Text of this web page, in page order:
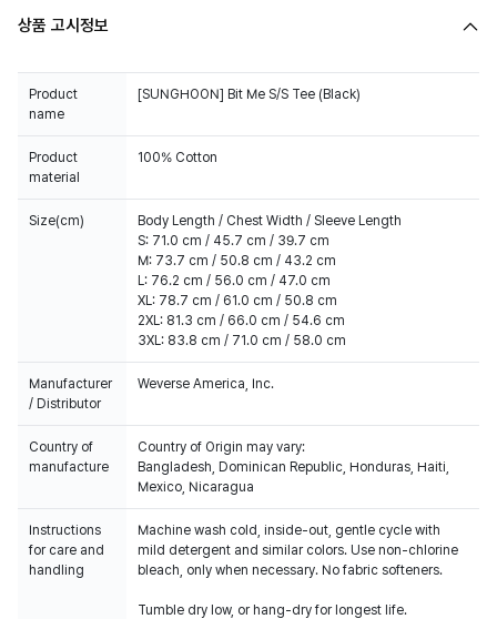
상품 고시정보
Product
name
[SUNGHOON] Bit Me S/S Tee (Black)
Product
material
100% Cotton
Size(cm)
Body Length / Chest Width / Sleeve Length
S: 71.0 cm / 45.7 cm / 39.7 cm
M: 73.7 cm / 50.8 cm / 43.2 cm
L: 76.2 cm / 56.0 cm / 47.0 cm
XL: 78.7 cm / 61.0 cm / 50.8 cm
2XL: 81.3 cm / 66.0 cm / 54.6 cm
3XL: 83.8 cm / 71.0 cm / 58.0 cm
Manufacturer
/ Distributor
Weverse America, Inc.
Country of
manufacture
Country of Origin may vary:
Bangladesh, Dominican Republic, Honduras, Haiti,
Mexico, Nicaragua
Instructions
for care and
handling
Machine wash cold, inside-out, gentle cycle with
mild detergent and similar colors. Use non-chlorine
bleach, only when necessary. No fabric softeners.
Tumble dry low, or hang-dry for longest life.